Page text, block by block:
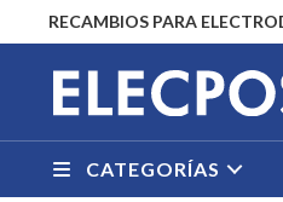
RECAMBIOS PARA
CATEGORÍAS